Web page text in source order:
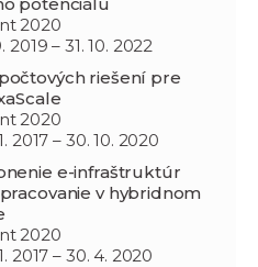
2020
– 31. 10. 2022
riešení pre
2020
2017 – 30. 10. 2020
e-infraštruktúr
v hybridnom
2020
2017 – 30. 4. 2020